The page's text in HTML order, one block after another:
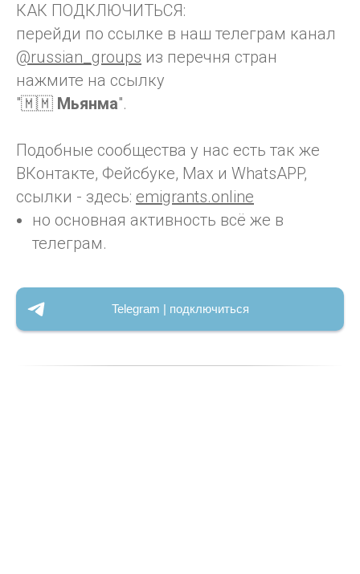
КАК ПОДКЛЮЧИТЬСЯ:
перейди по ссылке в наш телеграм канал
@russian_groups из перечня стран
нажмите на ссылку
"🇲🇲 Мьянма".
Подобные сообщества у нас есть так же
ВКонтакте, Фейсбуке, Max и WhatsAPP,
ссылки - здесь: emigrants.online
но основная активность всё же в
телеграм.
Telegram | подключиться